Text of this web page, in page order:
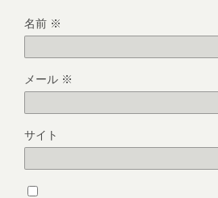
名前 ※
メール ※
サイト